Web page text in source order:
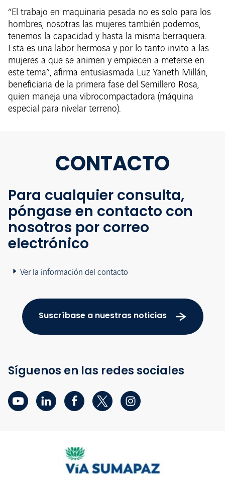
“El trabajo en maquinaria pesada no es solo para los
hombres, nosotras las mujeres también podemos,
tenemos la capacidad y hasta la misma berraquera.
Esta es una labor hermosa y por lo tanto invito a las
mujeres a que se animen y empiecen a meterse en
este tema”, afirma entusiasmada Luz Yaneth Millán,
beneficiaria de la primera fase del Semillero Rosa,
quien maneja una vibrocompactadora (máquina
especial para nivelar terreno).
CONTACTO
Para cualquier consulta,
póngase en contacto con
nosotros por correo
electrónico
Ver la información del contacto
Suscríbase a nuestras noticias
Síguenos en las redes sociales